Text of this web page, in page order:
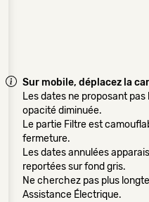
Sur mobile, déplacez la
Les dates ne proposant
opacité diminuée.
Le partie Filtre est
fermeture.
Les dates annulées
reportées sur fond gris.
Ne cherchez pas plus
Assistance Électrique.